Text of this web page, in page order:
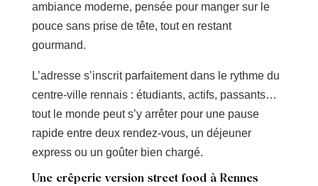
ambiance moderne, pensée pour manger sur le
pouce sans prise de tête, tout en restant
gourmand.
L’adresse s’inscrit parfaitement dans le rythme du
centre-ville rennais : étudiants, actifs, passants…
tout le monde peut s’y arrêter pour une pause
rapide entre deux rendez-vous, un déjeuner
express ou un goûter bien chargé.
Une crêperie version street food à Rennes